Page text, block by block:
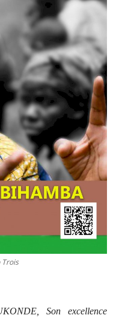
Trois
Son excellence